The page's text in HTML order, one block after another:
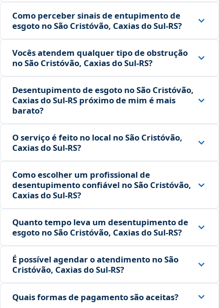
Como perceber sinais de entupimento de
esgoto no São Cristóvão, Caxias do Sul‑RS?
Vocês atendem qualquer tipo de obstrução
no São Cristóvão, Caxias do Sul‑RS?
Desentupimento de esgoto no São Cristóvão,
Caxias do Sul‑RS próximo de mim é mais
barato?
O serviço é feito no local no São Cristóvão,
Caxias do Sul‑RS?
Como escolher um profissional de
desentupimento confiável no São Cristóvão,
Caxias do Sul‑RS?
Quanto tempo leva um desentupimento de
esgoto no São Cristóvão, Caxias do Sul‑RS?
É possível agendar o atendimento no São
Cristóvão, Caxias do Sul‑RS?
Quais formas de pagamento são aceitas?